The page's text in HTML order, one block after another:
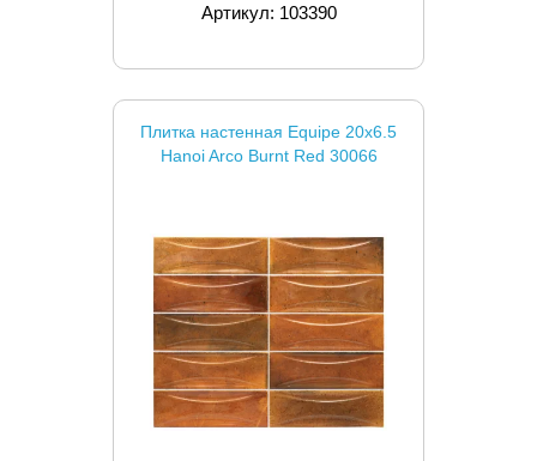
Артикул: 103390
Плитка настенная Equipe 20x6.5
Hanoi Arco Burnt Red 30066